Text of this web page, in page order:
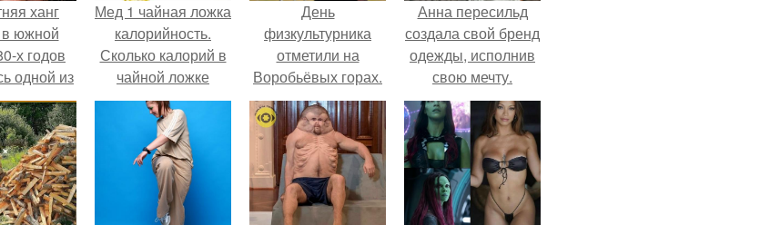
ханг
в южной
х годов
одной из
Мед 1 чайная ложка
калорийность.
Сколько калорий в
чайной ложке
сахара и меда?
День
физкультурника
отметили на
Воробьёвых горах.
Анна пересильд
создала свой бренд
одежды, исполнив
свою мечту.